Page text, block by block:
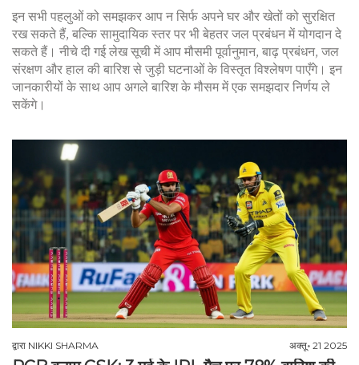
इन सभी पहलुओं को समझकर आप न सिर्फ अपने घर और खेतों को सुरक्षित
रख सकते हैं, बल्कि सामुदायिक स्तर पर भी बेहतर जल प्रबंधन में योगदान दे
सकते हैं। नीचे दी गई लेख सूची में आप मौसमी पूर्वानुमान, बाढ़ प्रबंधन, जल
संरक्षण और हाल की बारिश से जुड़ी घटनाओं के विस्तृत विश्लेषण पाएँगे। इन
जानकारीयों के साथ आप अगले बारिश के मौसम में एक समझदार निर्णय ले
सकेंगे।
द्वारा NIKKI SHARMA अक्तू॰ 21 2025